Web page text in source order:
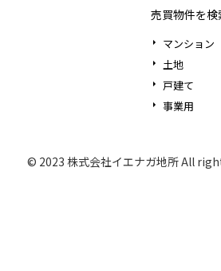
売買物件を検
マンション
土地
戸建て
事業用
© 2023 株式会社イエナガ地所 All